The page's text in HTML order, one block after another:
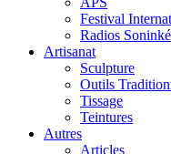
Festival
Radios Soninké
Artisanat
Sculpture
Outils
Tissage
Teintures
Autres
Articles